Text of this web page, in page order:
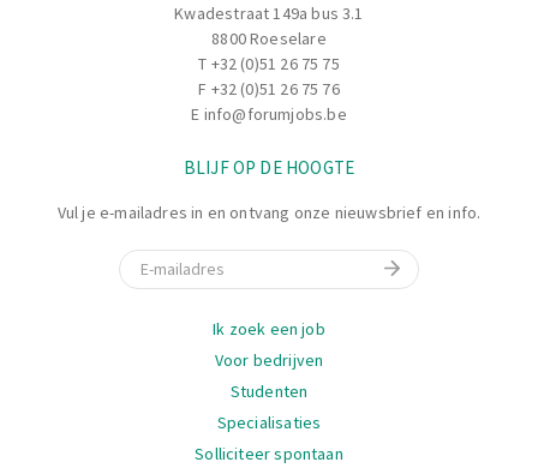
Kwadestraat 149a bus 3.1
8800 Roeselare
T +32 (0)51 26 75 75
F +32 (0)51 26 75 76
E info@forumjobs.be
BLIJF OP DE HOOGTE
Vul je e-mailadres in en ontvang onze nieuwsbrief en info.
E-mail
Ik zoek een job
Voor bedrijven
Studenten
Specialisaties
Solliciteer spontaan